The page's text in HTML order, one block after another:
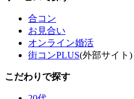
合コン
お見合い
オンライン婚活
街コンPLUS(外部サイト)
こだわりで探す